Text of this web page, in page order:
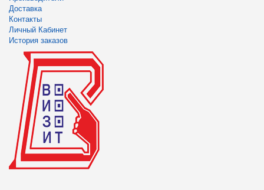
Доставка
Контакты
Личный Кабинет
История заказов